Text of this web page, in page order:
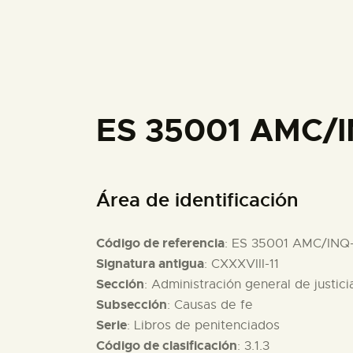
ES 35001 AMC/
Área de identificación
Código de referencia: ES 35001 AMC/
Signatura antigua: CXXXVIII-11
Sección: Administración general de
Subsección: Causas de fe
Serie: Libros de penitenciados
Código de clasificación: 3.1.3